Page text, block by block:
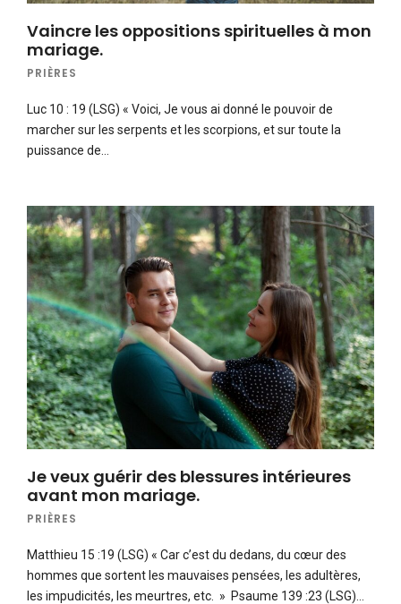
Vaincre les oppositions spirituelles à mon
mariage.
PRIÈRES
Luc 10 : 19 (LSG) « Voici, Je vous ai donné le pouvoir de
marcher sur les serpents et les scorpions, et sur toute la
puissance de…
Je veux guérir des blessures intérieures
avant mon mariage.
PRIÈRES
Matthieu 15 :19 (LSG) « Car c’est du dedans, du cœur des
hommes que sortent les mauvaises pensées, les adultères,
les impudicités, les meurtres, etc. » Psaume 139 :23 (LSG)…